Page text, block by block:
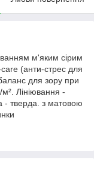
м'яким сірим
(анти-стрес для
для зору при
Лініювання -
- тверда. з матовою